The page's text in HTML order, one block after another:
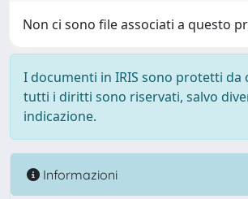
Non ci sono file associati a questo
I documenti in IRIS sono protetti da
tutti i diritti sono riservati, salvo
indicazione.
Informazioni